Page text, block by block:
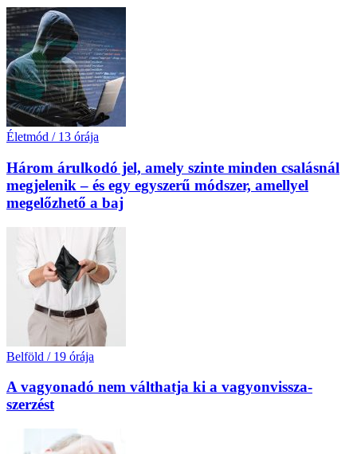
Életmód / 13 órája
Három árulkodó jel, amely szinte minden csalásnál
megjelenik – és egy egyszerű módszer, amellyel
megelőzhető a baj
Belföld / 19 órája
A vagyonadó nem válthatja ki a vagyon­vissza­
szerzést